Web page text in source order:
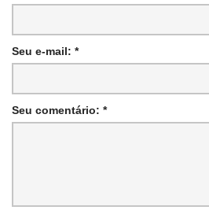
Seu e-mail: *
Seu comentário: *